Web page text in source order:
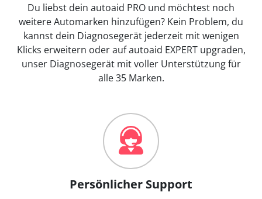
Du liebst dein autoaid PRO und möchtest noch
weitere Automarken hinzufügen? Kein Problem, du
kannst dein Diagnosegerät jederzeit mit wenigen
Klicks erweitern oder auf autoaid EXPERT upgraden,
unser Diagnosegerät mit voller Unterstützung für
alle 35 Marken.
Persönlicher Support